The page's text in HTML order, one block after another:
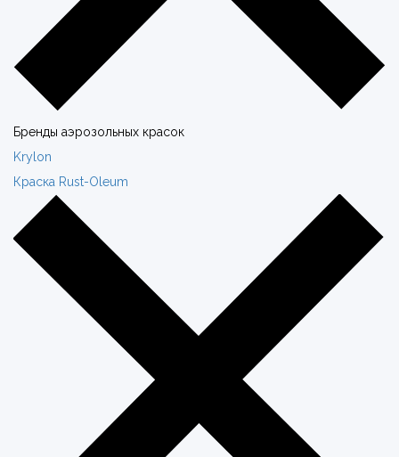
Бренды аэрозольных красок
Krylon
Краска Rust-Oleum